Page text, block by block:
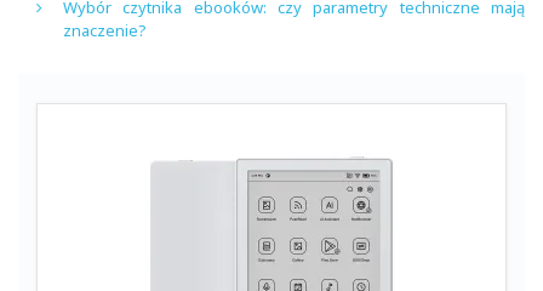
Wybór czytnika ebooków: czy parametry techniczne mają
znaczenie?